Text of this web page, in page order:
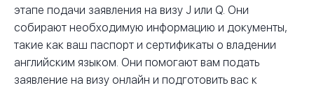
этапе подачи заявления на визу J или Q. Они
собирают необходимую информацию и документы,
такие как ваш паспорт и сертификаты о владении
английским языком. Они помогают вам подать
заявление на визу онлайн и подготовить вас к